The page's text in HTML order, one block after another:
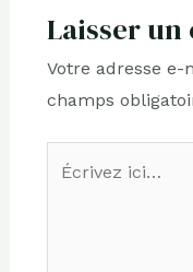
Laisser
Votre adresse e-
champs